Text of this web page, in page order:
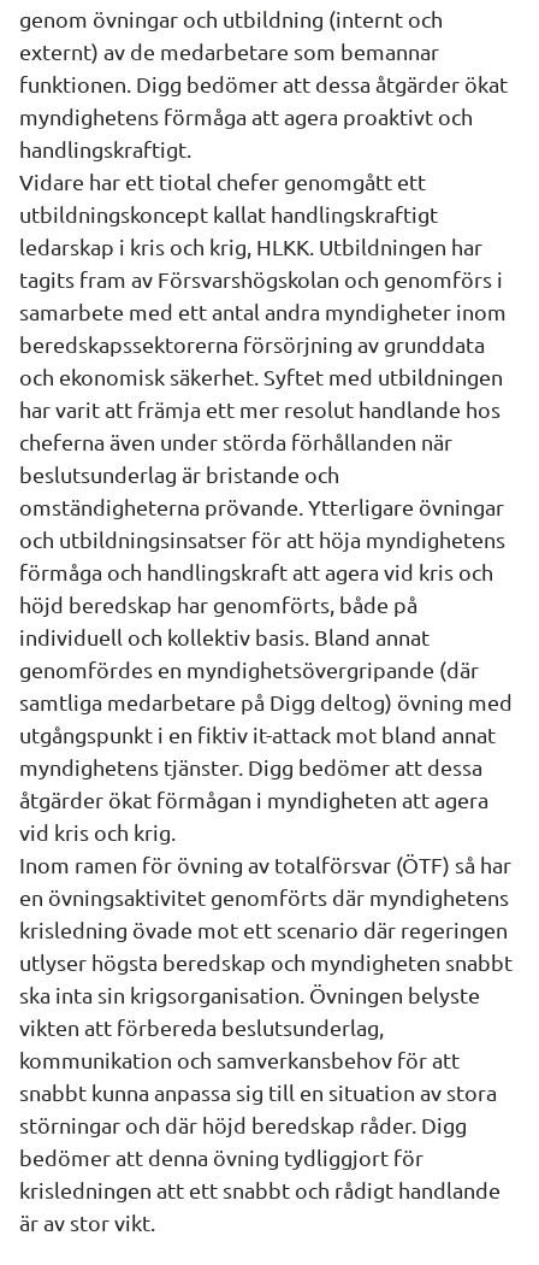
genom övningar och utbildning (internt och
externt) av de medarbetare som bemannar
funktionen. Digg bedömer att dessa åtgärder ökat
myndighetens förmåga att agera proaktivt och
handlingskraftigt.
Vidare har ett tiotal chefer genomgått ett
utbildningskoncept kallat handlingskraftigt
ledarskap i kris och krig, HLKK. Utbildningen har
tagits fram av Försvarshögskolan och genomförs i
samarbete med ett antal andra myndigheter inom
beredskapssektorerna försörjning av grunddata
och ekonomisk säkerhet. Syftet med utbildningen
har varit att främja ett mer resolut handlande hos
cheferna även under störda förhållanden när
beslutsunderlag är bristande och
omständigheterna prövande. Ytterligare övningar
och utbildningsinsatser för att höja myndighetens
förmåga och handlingskraft att agera vid kris och
höjd beredskap har genomförts, både på
individuell och kollektiv basis. Bland annat
genomfördes en myndighetsövergripande (där
samtliga medarbetare på Digg deltog) övning med
utgångspunkt i en fiktiv it-attack mot bland annat
myndighetens tjänster. Digg bedömer att dessa
åtgärder ökat förmågan i myndigheten att agera
vid kris och krig.
Inom ramen för övning av totalförsvar (ÖTF) så har
en övningsaktivitet genomförts där myndighetens
krisledning övade mot ett scenario där regeringen
utlyser högsta beredskap och myndigheten snabbt
ska inta sin krigsorganisation. Övningen belyste
vikten att förbereda beslutsunderlag,
kommunikation och samverkansbehov för att
snabbt kunna anpassa sig till en situation av stora
störningar och där höjd beredskap råder. Digg
bedömer att denna övning tydliggjort för
krisledningen att ett snabbt och rådigt handlande
är av stor vikt.